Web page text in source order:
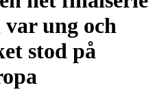
ung och
stod på